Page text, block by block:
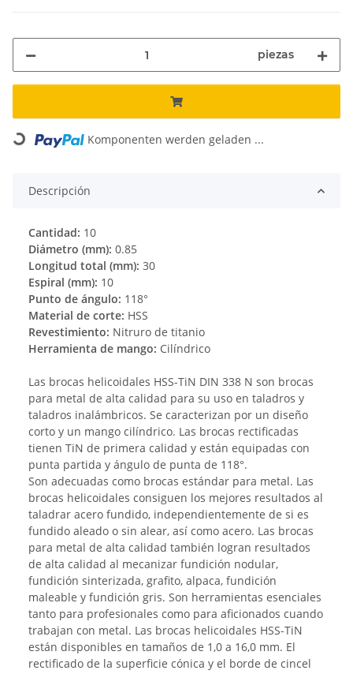
piezas
Loading... Komponenten werden geladen ...
Descripción
Cantidad: 10
Diámetro (mm): 0.85
Longitud total (mm): 30
Espiral (mm): 10
Punto de ángulo: 118°
Material de corte: HSS
Revestimiento: Nitruro de titanio
Herramienta de mango: Cilíndrico
Las brocas helicoidales HSS-TiN DIN 338 N son brocas
para metal de alta calidad para su uso en taladros y
taladros inalámbricos. Se caracterizan por un diseño
corto y un mango cilíndrico. Las brocas rectificadas
tienen TiN de primera calidad y están equipadas con
punta partida y ángulo de punta de 118°.
Son adecuadas como brocas estándar para metal. Las
brocas helicoidales consiguen los mejores resultados al
taladrar acero fundido, independientemente de si es
fundido aleado o sin alear, así como acero. Las brocas
para metal de alta calidad también logran resultados
de alta calidad al mecanizar fundición nodular,
fundición sinterizada, grafito, alpaca, fundición
maleable y fundición gris. Son herramientas esenciales
tanto para profesionales como para aficionados cuando
trabajan con metal. Las brocas helicoidales HSS-TiN
están disponibles en tamaños de 1,0 a 16,0 mm. El
rectificado de la superficie cónica y el borde de cincel